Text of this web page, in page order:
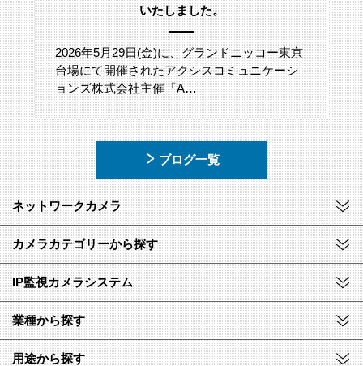
いたしました。
2026年5月29日(金)に、グランドニッコー東京
台場にて開催されたアクシスコミュニケーシ
ョンズ株式会社主催「A…
ブログ一覧
ネットワークカメラ
カメラカテゴリーから探す
IP監視カメラシステム
業種から探す
用途から探す